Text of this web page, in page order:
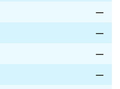
—
—
—
—